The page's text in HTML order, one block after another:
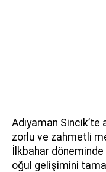
Adıyaman Sincik’te
zorlu ve zahmetli
İlkbahar döneminde
oğul gelişimini